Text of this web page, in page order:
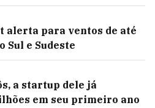
alerta para ventos de até
Sul e Sudeste
a startup dele já
em seu primeiro ano